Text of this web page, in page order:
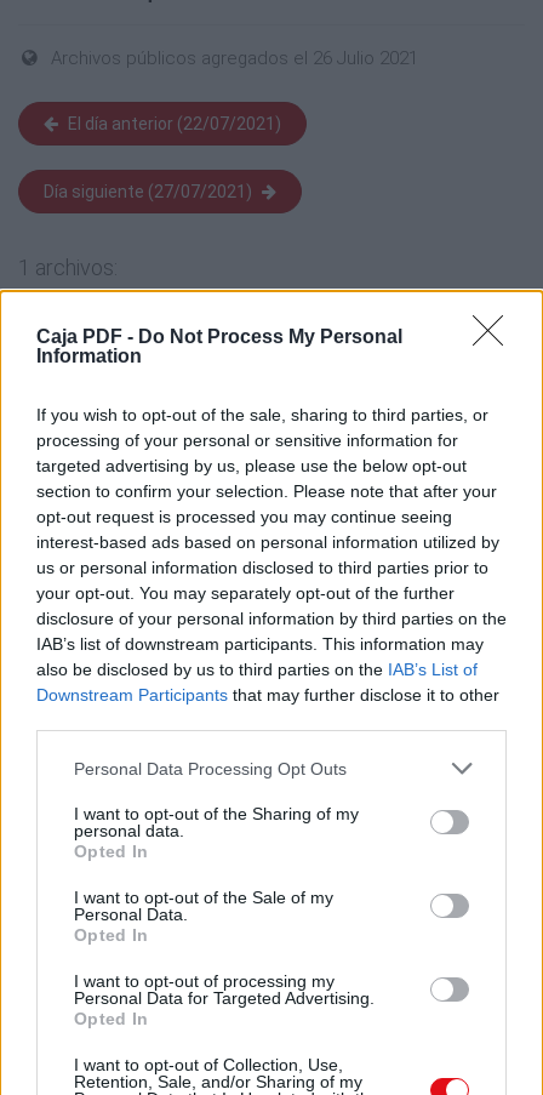
Caja PDF - Do Not Process My Personal
Information
If you wish to opt-out of the sale, sharing to third parties, or
processing of your personal or sensitive information for
targeted advertising by us, please use the below opt-out
section to confirm your selection. Please note that after your
opt-out request is processed you may continue seeing
interest-based ads based on personal information utilized by
us or personal information disclosed to third parties prior to
your opt-out. You may separately opt-out of the further
disclosure of your personal information by third parties on the
IAB’s list of downstream participants. This information may
also be disclosed by us to third parties on the IAB’s List of
Downstream Participants that may further disclose it to other
Personal Data Processing Opt Outs
I want to opt-out of the Sharing of my
personal data.
Opted In
I want to opt-out of the Sale of my
Personal Data.
Opted In
I want to opt-out of processing my
Personal Data for Targeted Advertising.
Opted In
I want to opt-out of Collection, Use,
Retention, Sale, and/or Sharing of my
Archivos públicos agregados el 26 Julio 2021
El día anterior (22/07/2021)
Día siguiente (27/07/2021)
1 archivos:
Jul 2021.Tarifa Fritermia General12.7 MB, 118 páginas
Los archivos en esta página ha sido compartidos por los usuarios del sitio.
Caja PDFes una plataforma de gestión de documentos en línea domiciliada
en Francia y cumpliendo estrictamente con las leyes nacionales y europeas.
Al tener una función legal de intermediario técnico neutral, los contenidos
compartidos por los usuarios del sitio no se moderan a priori.
Informar de un contenido abusivo o ilegal
Caja PDF
Sobre Caja PDF
Cargar un archivo
Preguntas frecuentes
Aviso legal
Términos de Uso del sitio
Contacto
Mi cuenta
Administrador de archivos
Conectar